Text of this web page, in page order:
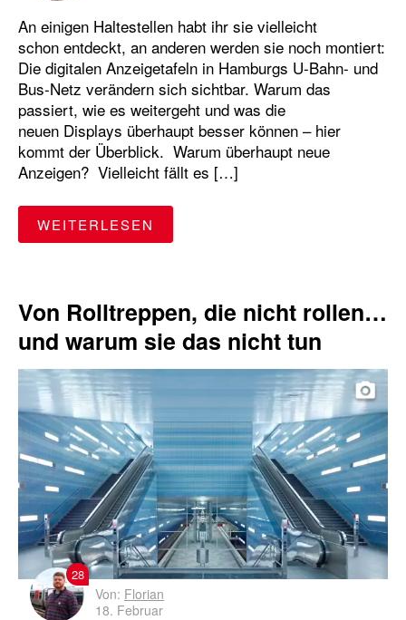
An einigen Haltestellen habt ihr sie vielleicht
schon entdeckt, an anderen werden sie noch montiert:
Die digitalen Anzeigetafeln in Hamburgs U-Bahn- und
Bus-Netz verändern sich sichtbar. Warum das
passiert, wie es weitergeht und was die
neuen Displays überhaupt besser können – hier
kommt der Überblick. Warum überhaupt neue
Anzeigen? Vielleicht fällt es […]
WEITERLESEN
Von Rolltreppen, die nicht rollen…
und warum sie das nicht tun
28
Von: Florian
18. Februar